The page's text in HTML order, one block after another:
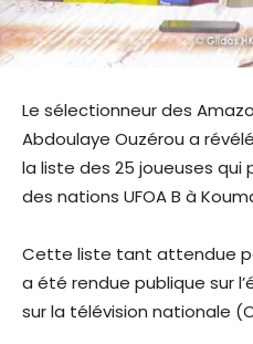
Le sélectionneur des
Abdoulaye Ouzérou a
la liste des 25 joueuses
des nations UFOA B à
Cette liste tant attendue
a été rendue publique sur
sur la télévision nationale